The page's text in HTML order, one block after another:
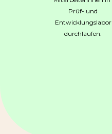
Prüf- und
Entwicklungslabor
durchlaufen.